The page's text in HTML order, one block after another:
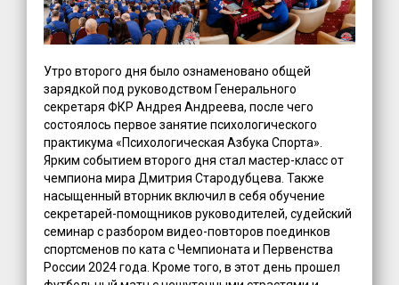
Утро второго дня было ознаменовано общей
зарядкой под руководством Генерального
секретаря ФКР Андрея Андреева, после чего
состоялось первое занятие психологического
практикума «Психологическая Азбука Спорта».
Ярким событием второго дня стал мастер-класс от
чемпиона мира Дмитрия Стародубцева. Также
насыщенный вторник включил в себя обучение
секретарей-помощников руководителей, судейский
семинар с разбором видео-повторов поединков
спортсменов по ката с Чемпионата и Первенства
России 2024 года. Кроме того, в этот день прошел